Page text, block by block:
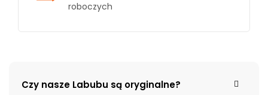
roboczych
Czy nasze Labubu są oryginalne?